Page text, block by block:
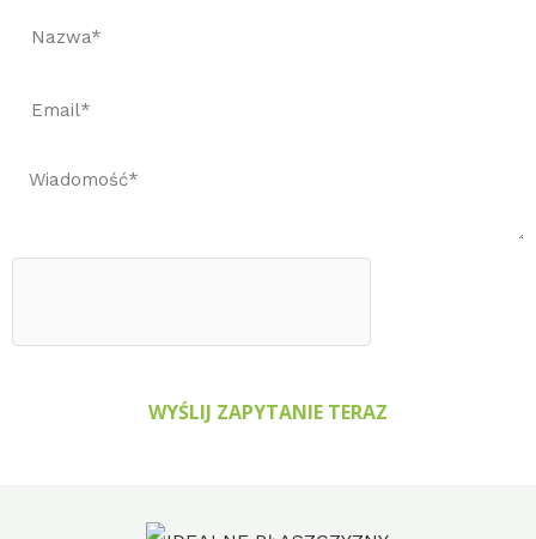
WYŚLIJ ZAPYTANIE TERAZ